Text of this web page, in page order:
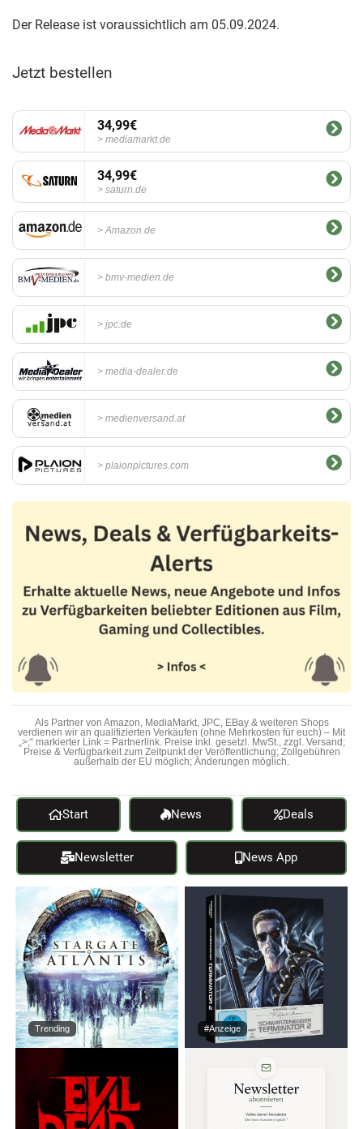
Der Release ist voraussichtlich am 05.09.2024.
Jetzt bestellen
34,99€
mediamarkt.de
34,99€
saturn.de
Amazon.de
bmv-medien.de
jpc.de
media-dealer.de
medienversand.at
plaionpictures.com
Als Partner von Amazon, MediaMarkt, JPC, EBay & weiteren Shops
verdienen wir an qualifizierten Verkäufen (ohne Mehrkosten für euch) – Mit
„>;“ markierter Link = Partnerlink. Preise inkl. gesetzl. MwSt., zzgl. Versand;
Preise & Verfügbarkeit zum Zeitpunkt der Veröffentlichung; Zollgebühren
außerhalb der EU möglich; Änderungen möglich.
Start News Deals
Newsletter News App
Trending #Anzeige